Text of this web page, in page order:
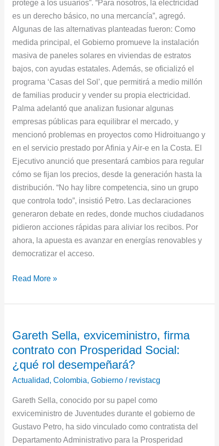
protege a los usuarios”. “Para nosotros, la electricidad
es un derecho básico, no una mercancía”, agregó.
Algunas de las alternativas planteadas fueron: Como
medida principal, el Gobierno promueve la instalación
masiva de paneles solares en viviendas de estratos
bajos, con ayudas estatales. Además, se oficializó el
programa ‘Casas del Sol’, que permitirá a medio millón
de familias producir y vender su propia electricidad.
Palma adelantó que analizan fusionar algunas
empresas públicas para equilibrar el mercado, y
mencionó problemas en proyectos como Hidroituango y
en el servicio prestado por Afinia y Air-e en la Costa. El
Ejecutivo anunció que presentará cambios para regular
cómo se fijan los precios, desde la generación hasta la
distribución. “No hay libre competencia, sino un grupo
que controla todo”, insistió Petro. Las declaraciones
generaron debate en redes, donde muchos ciudadanos
pidieron acciones rápidas para aliviar los recibos. Por
ahora, la apuesta es avanzar en energías renovables y
democratizar el acceso.
Read More »
Gareth Sella, exviceministro, firma
contrato con Prosperidad Social:
¿qué rol desempeñará?
Actualidad,Colombia,Gobierno / revistacg
Gareth Sella, conocido por su papel como
exviceministro de Juventudes durante el gobierno de
Gustavo Petro, ha sido vinculado como contratista del
Departamento Administrativo para la Prosperidad
Sella,
exviceministro,
firma
contrato
Prosperidad
Social:
¿qué
rol